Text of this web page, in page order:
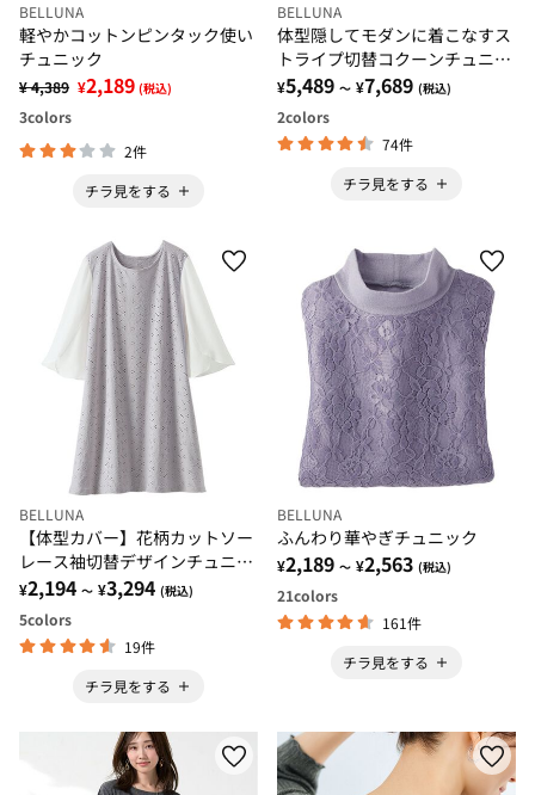
BELLUNA
軽やかコットンピンタック使い
チュニック
¥ 4,389 ¥2,189 (税込)
3colors
2件
チラ見をする
BELLUNA
体型隠してモダンに着こなすス
トライプ切替コクーンチュニッ
ク
¥5,489 ～ ¥7,689 (税込)
2colors
74件
チラ見をする
BELLUNA
【体型カバー】花柄カットソー
レース袖切替デザインチュニッ
ク
¥2,194 ～ ¥3,294 (税込)
5colors
19件
チラ見をする
BELLUNA
ふんわり華やぎチュニック
¥2,189 ～ ¥2,563 (税込)
21colors
161件
チラ見をする